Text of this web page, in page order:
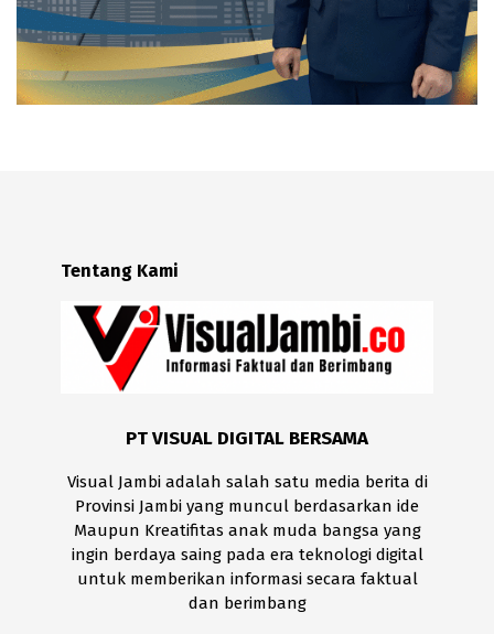
Tentang Kami
PT VISUAL DIGITAL BERSAMA
Visual Jambi adalah salah satu media berita di
Provinsi Jambi yang muncul berdasarkan ide
Maupun Kreatifitas anak muda bangsa yang
ingin berdaya saing pada era teknologi digital
untuk memberikan informasi secara faktual
dan berimbang